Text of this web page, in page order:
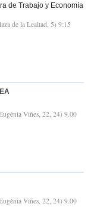
de Trabajo y Economía
de la Lealtad, 5) 9:15
Viñes, 22, 24) 9.00
Viñes, 22, 24) 9.00